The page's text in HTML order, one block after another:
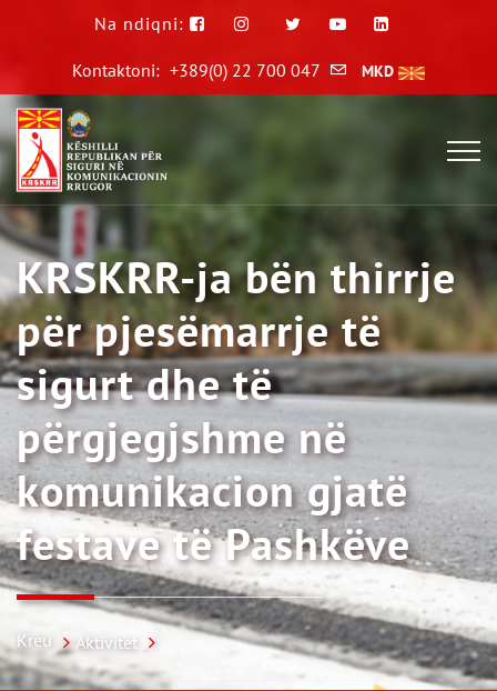
Na ndiqni:
Kontaktoni: +389(0) 22 700 047 MKD
KRSKRR-ja bën thirrje
për pjesëmarrje të
sigurt dhe të
përgjegjshme në
komunikacion gjatë
festave të Pashkëve
Kreu Aktivitet